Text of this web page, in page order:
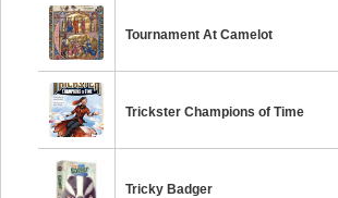
Tournament At Camelot
Trickster Champions of Time
Tricky Badger